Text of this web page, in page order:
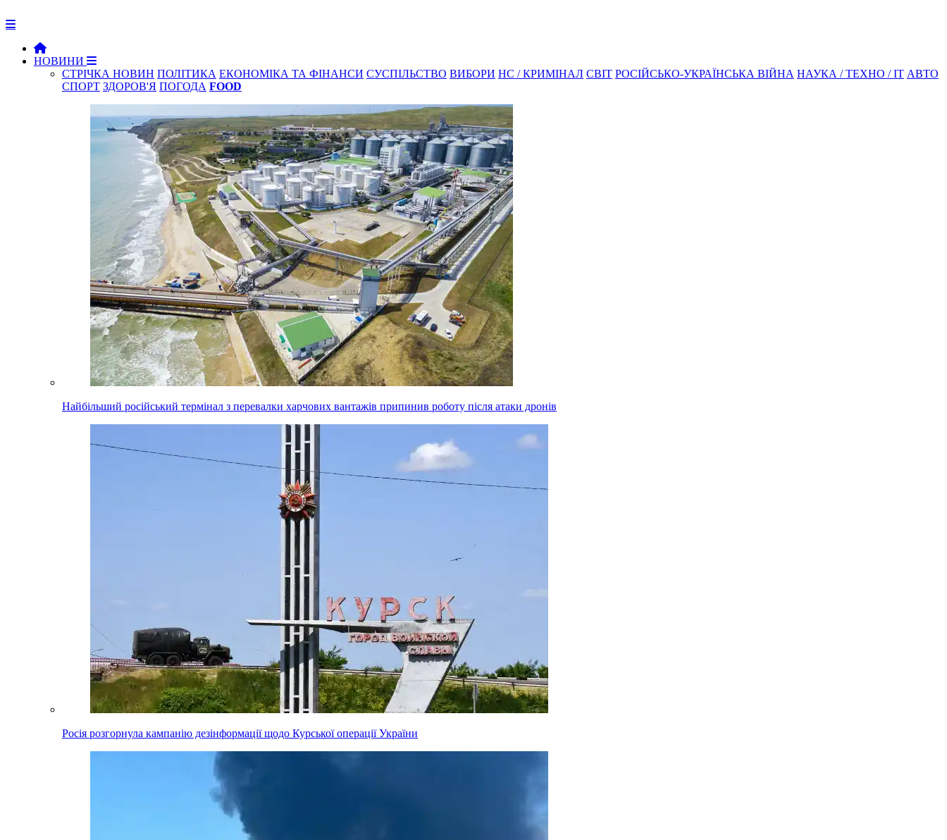
НОВИНИ
СТРІЧКА НОВИН ПОЛІТИКА ЕКОНОМІКА ТА ФІНАНСИ СУСПІЛЬСТВО ВИБОРИ НС / КРИМІНАЛ СВІТ РОСІЙСЬКО-УКРАЇНСЬКА ВІЙНА НАУКА / ТЕХНО / IT АВТО
СПОРТ ЗДОРОВ'Я ПОГОДА FOOD
Найбільший російський термінал з перевалки харчових вантажів припинив роботу після атаки дронів
Росія розгорнула кампанію дезінформації щодо Курської операції України